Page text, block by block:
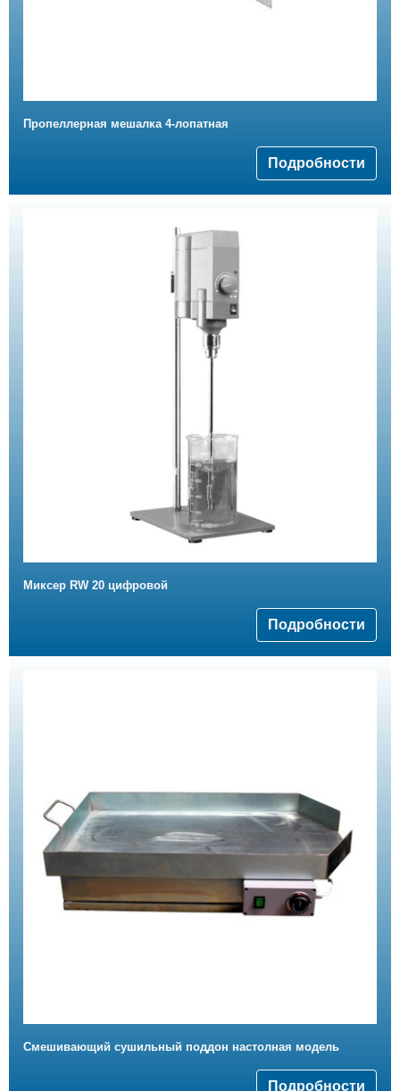
Пропеллерная мешалка 4-лопатная
Подробности
Миксер RW 20 цифровой
Подробности
Смешивающий сушильный поддон настолная модель
Подробности